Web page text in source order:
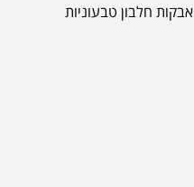
אבקות חלבון טבעוניות